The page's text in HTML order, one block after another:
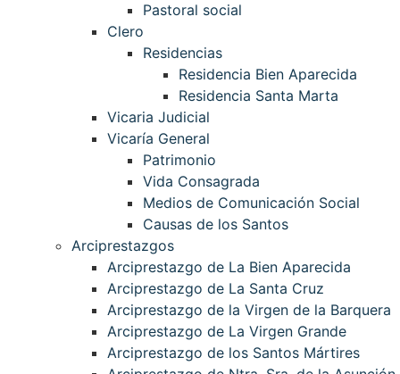
Pastoral social
Clero
Residencias
Residencia Bien Aparecida
Residencia Santa Marta
Vicaria Judicial
Vicaría General
Patrimonio
Vida Consagrada
Medios de Comunicación Social
Causas de los Santos
Arciprestazgos
Arciprestazgo de La Bien Aparecida
Arciprestazgo de La Santa Cruz
Arciprestazgo de la Virgen de la Barquera
Arciprestazgo de La Virgen Grande
Arciprestazgo de los Santos Mártires